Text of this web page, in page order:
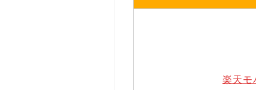
楽天モ